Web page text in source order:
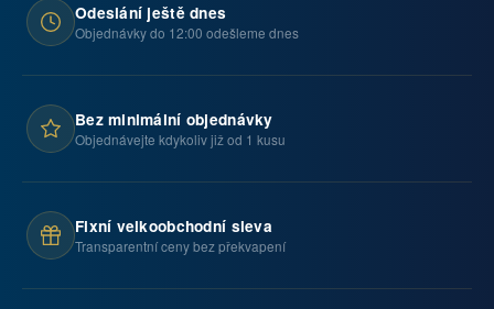
Odeslání ještě dnes
Objednávky do 12:00 odešleme dnes
Bez minimální objednávky
Objednávejte kdykoliv již od 1 kusu
Fixní velkoobchodní sleva
Transparentní ceny bez překvapení